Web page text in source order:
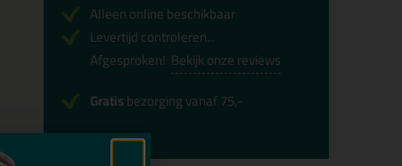
Alleen online beschikbaar
Levertijd controleren...
Afgesproken! Bekijk onze reviews
Gratisbezorging vanaf 75,-